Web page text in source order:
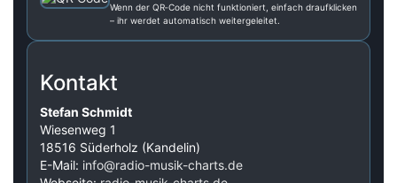
Wenn der QR‑Code nicht funktioniert, einfach draufklicken
– ihr werdet automatisch weitergeleitet.
Kontakt
Stefan Schmidt
Wiesenweg 1
18516 Süderholz (Kandelin)
E-Mail: info@radio-musik-charts.de